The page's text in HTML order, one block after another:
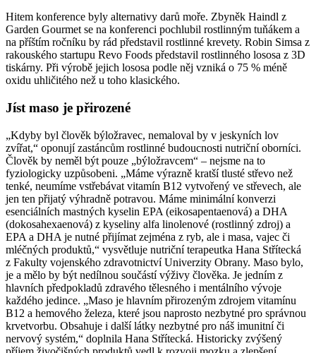
Hitem konference byly alternativy darů moře. Zbyněk Haindl z
Garden Gourmet se na konferenci pochlubil rostlinným tuňákem a
na příštím ročníku by rád představil rostlinné krevety. Robin Simsa z
rakouského startupu Revo Foods představil rostlinného lososa z 3D
tiskárny. Při výrobě jejich lososa podle něj vzniká o 75 % méně
oxidu uhličitého než u toho klasického.
Jíst maso je přirozené
„Kdyby byl člověk býložravec, nemaloval by v jeskyních lov
zvířat,“ oponují zastáncům rostlinné budoucnosti nutriční oborníci.
Člověk by neměl být pouze „býložravcem“ – nejsme na to
fyziologicky uzpůsobeni. „Máme výrazně kratší tlusté střevo než
tenké, neumíme vstřebávat vitamín B12 vytvořený ve střevech, ale
jen ten přijatý výhradně potravou. Máme minimální konverzi
esenciálních mastných kyselin EPA (eikosapentaenová) a DHA
(dokosahexaenová) z kyseliny alfa linolenové (rostlinný zdroj) a
EPA a DHA je nutné přijímat zejména z ryb, ale i masa, vajec či
mléčných produktů,“ vysvětluje nutriční terapeutka Hana Střítecká
z Fakulty vojenského zdravotnictví Univerzity Obrany. Maso bylo,
je a mělo by být nedílnou součástí výživy člověka. Je jedním z
hlavních předpokladů zdravého tělesného i mentálního vývoje
každého jedince. „Maso je hlavním přirozeným zdrojem vitamínu
B12 a hemového železa, které jsou naprosto nezbytné pro správnou
krvetvorbu. Obsahuje i další látky nezbytné pro náš imunitní či
nervový systém,“ doplnila Hana Střítecká. Historicky zvýšený